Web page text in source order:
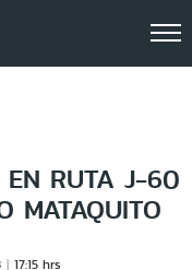
EN RUTA J-60
MATAQUITO
17:15 hrs